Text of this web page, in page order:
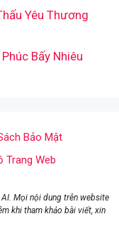
Yêu Thương
Bấy Nhiêu
Bảo Mật
Trang Web
Mọi nội dung trên website
khi tham khảo bài viết, xin